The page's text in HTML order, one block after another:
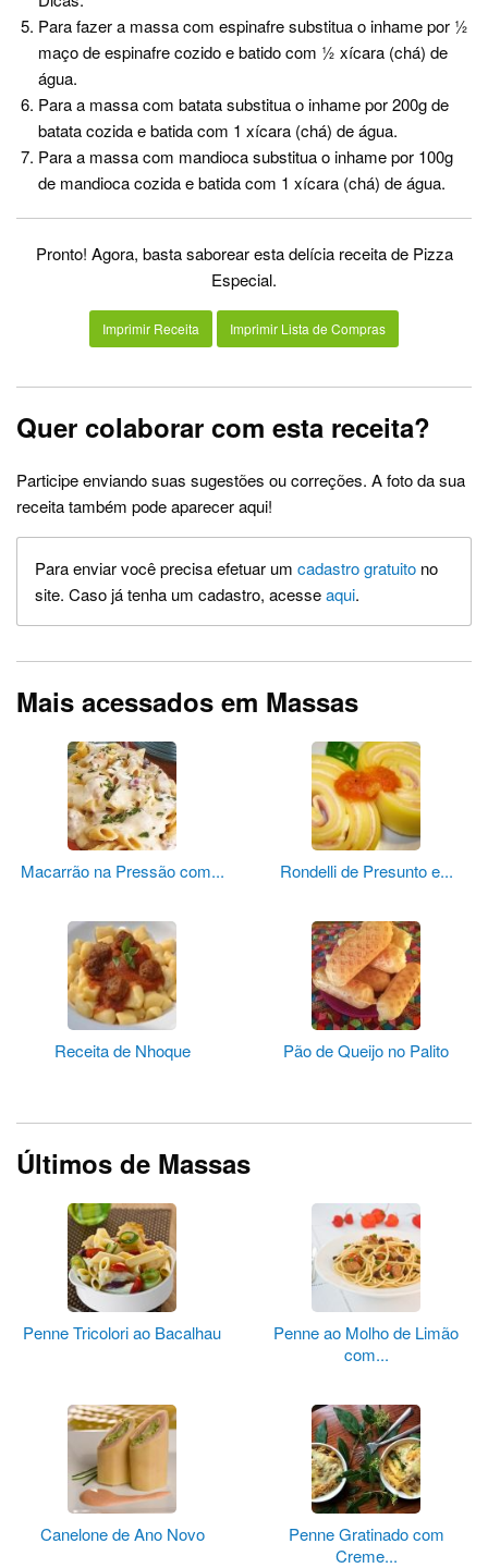
Para fazer a massa com espinafre substitua o inhame por ½
maço de espinafre cozido e batido com ½ xícara (chá) de
água.
Para a massa com batata substitua o inhame por 200g de
batata cozida e batida com 1 xícara (chá) de água.
Para a massa com mandioca substitua o inhame por 100g
de mandioca cozida e batida com 1 xícara (chá) de água.
Pronto! Agora, basta saborear esta delícia receita de Pizza
Especial.
Imprimir Receita Imprimir Lista de Compras
Quer colaborar com esta receita?
Participe enviando suas sugestões ou correções. A foto da sua
receita também pode aparecer aqui!
Para enviar você precisa efetuar um cadastro gratuito no
site. Caso já tenha um cadastro, acesseaqui.
Mais acessados em Massas
Macarrão na Pressão com... Rondelli de Presunto e...
Receita de Nhoque Pão de Queijo no Palito
Últimos de Massas
Penne Tricolori ao Bacalhau
Penne ao Molho de Limão
com...
Canelone de Ano Novo
Penne Gratinado com
Creme...